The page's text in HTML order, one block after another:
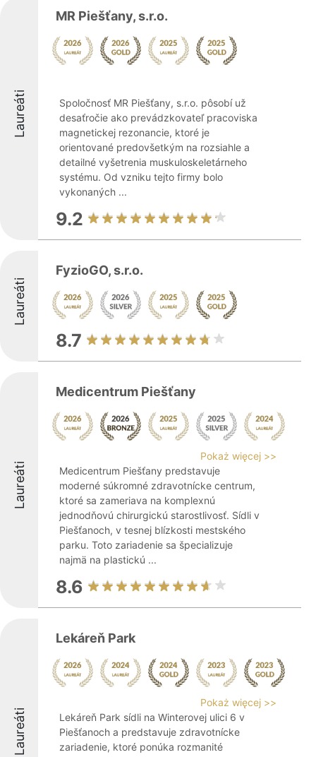
Laureáti
MR Piešťany, s.r.o.
Spoločnosť MR Piešťany, s.r.o. pôsobí už
desaťročie ako prevádzkovateľ pracoviska
magnetickej rezonancie, ktoré je
orientované predovšetkým na rozsiahle a
detailné vyšetrenia muskuloskeletárneho
systému. Od vzniku tejto firmy bolo
vykonaných ...
9.2
Laureáti
FyzioGO, s.r.o.
8.7
Laureáti
Medicentrum Piešťany
Pokaż więcej >>
Medicentrum Piešťany predstavuje
moderné súkromné zdravotnícke centrum,
ktoré sa zameriava na komplexnú
jednodňovú chirurgickú starostlivosť. Sídli v
Piešťanoch, v tesnej blízkosti mestského
parku. Toto zariadenie sa špecializuje
najmä na plastickú ...
8.6
Laureáti
Lekáreň Park
Pokaż więcej >>
Lekáreň Park sídli na Winterovej ulici 6 v
Piešťanoch a predstavuje zdravotnícke
zariadenie, ktoré ponúka rozmanité